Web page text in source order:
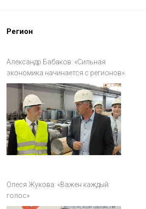
Регион
Александр Бабаков: «Сильная
экономика начинается с регионов».
Олеся Жукова: «Важен каждый
голос»